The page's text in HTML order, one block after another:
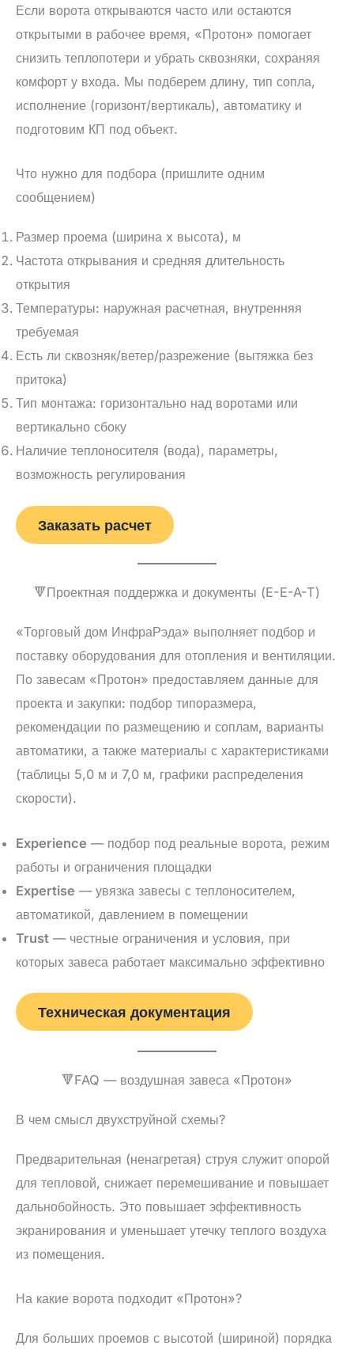
Если ворота открываются часто или остаются
открытыми в рабочее время, «Протон» помогает
снизить теплопотери и убрать сквозняки, сохраняя
комфорт у входа. Мы подберем длину, тип сопла,
исполнение (горизонт/вертикаль), автоматику и
подготовим КП под объект.
Что нужно для подбора (пришлите одним
сообщением)
Размер проема (ширина x высота), м
Частота открывания и средняя длительность
открытия
Температуры: наружная расчетная, внутренняя
требуемая
Есть ли сквозняк/ветер/разрежение (вытяжка без
притока)
Тип монтажа: горизонтально над воротами или
вертикально сбоку
Наличие теплоносителя (вода), параметры,
возможность регулирования
Заказать расчет
🔻Проектная поддержка и документы (E-E-A-T)
«Торговый дом ИнфраРэда» выполняет подбор и
поставку оборудования для отопления и вентиляции.
По завесам «Протон» предоставляем данные для
проекта и закупки: подбор типоразмера,
рекомендации по размещению и соплам, варианты
автоматики, а также материалы с характеристиками
(таблицы 5,0 м и 7,0 м, графики распределения
скорости).
Experience — подбор под реальные ворота, режим
работы и ограничения площадки
Expertise — увязка завесы с теплоносителем,
автоматикой, давлением в помещении
Trust — честные ограничения и условия, при
которых завеса работает максимально эффективно
Техническая документация
🔻FAQ — воздушная завеса «Протон»
В чем смысл двухструйной схемы?
Предварительная (ненагретая) струя служит опорой
для тепловой, снижает перемешивание и повышает
дальнобойность. Это повышает эффективность
экранирования и уменьшает утечку теплого воздуха
из помещения.
На какие ворота подходит «Протон»?
Для больших проемов с высотой (шириной) порядка